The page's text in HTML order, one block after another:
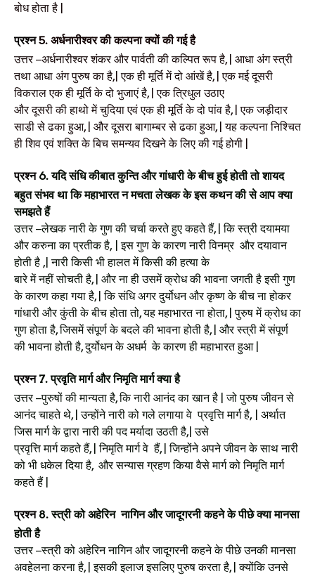
बोध होता है
प्रश्न5. अर्धनारीश्वर की कल्पना क्यों की गई है
उत्तर–अर्धनारीश्वर शंकर और पार्वती की कल्पित रूप है, | आधा अंग स्त्री
तथा आधा अंग पुरुष का है,| एक ही मूर्ति में दो आंखें है, | एक मई दूसरी
विकराल एक ही मूर्ति के दो भुजाएं है, | एक त्रिधुल उठाए
और दूसरी की हाथो में चुदिया एवं एक ही मूर्ति के दो पांव है, | एक जड़ीदार
साडी से ढका हुआ, | और दूसरा बागाम्बर से ढका हुआ, | यह कल्पना निश्चित
ही शिव एवं शक्ति के बिच समन्यव दिखने के लिए की गई होगी
प्रश्न 6.यदि संधि कीबात कुन्ति और गांधारी के बीच हुई होती तो शायद
बहुत संभव था कि महाभारत न मचता लेखक के इस कथन की से आप क्या
समझते हैं
उत्तर–लेखक नारी के गुण की चर्चा करते हुए कहते हैं, | कि स्त्री दयामया
और करुना का प्रतीक है, |इस गुण के कारण नारी विनम्र और दयावान
होती है ,| नारी किसी भी हालत में किसी की हत्या के
बारे में नहीं सोचती है, | और ना ही उसमें क्रोध की भावना जगती है इसी गुण
के कारण कहा गया है, | किसंधि अगर दुर्योधन और कृष्ण के बीच ना होकर
गांधारी और कुंती के बीच होता तो, यह महाभारत ना होता, | पुरुष में क्रोध का
गुण होता है, जिसमें संपूर्ण के बदले की भावना होती है, | और स्त्री में संपूर्ण
की भावना होती है, दुर्योधन के अधर्म के कारण ही महाभारत हुआ|
प्रश्न 7.प्रवृति मार्ग और निमृति मार्ग क्या है
उत्तर–पुरुषों की मान्यता है, कि नारी आनंद का खान है | जो पुरुष जीवन से
आनंद चाहते थे, | उन्होंने नारी को गले लगाया वे प्रवृत्ति मार्ग है,
अर्थात
जिस मार्ग के द्वारा नारी की पद मर्यादा उठती है,| उसे
प्रवृत्ति मार्ग कहते हैं, |निमृति मार्ग वे हैं, | जिन्होंने अपने जीवन के साथ नारी
को भी धकेल दिया है, और सन्यास ग्रहण किया वैसे मार्ग को निमृति मार्ग
कहते हैं |
प्रश्न 8.स्त्री को अहेरिन नागिन और जादूगरनी कहने के पीछे क्या मानसा
होती है
उत्तर–स्त्री को अहेरिन नागिन और जादूगरनी कहने के पीछे उनकी मानसा
अवहेलना करना है, | इसकी इलाज इसलिए पुरुष करता है, | क्योंकि उनसे